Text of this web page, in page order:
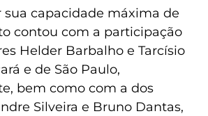
capacidade máxima de
contou com a participação
Helder Barbalho e Tarcísio
e de São Paulo,
bem como com a dos
Silveira e Bruno Dantas,